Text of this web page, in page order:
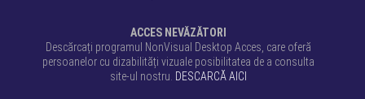
ACCES NEVĂZĂTORI
Descărcați programul NonVisual Desktop Acces, care oferă
persoanelor cu dizabilități vizuale posibilitatea de a consulta
site-ul nostru. DESCARCĂ AICI